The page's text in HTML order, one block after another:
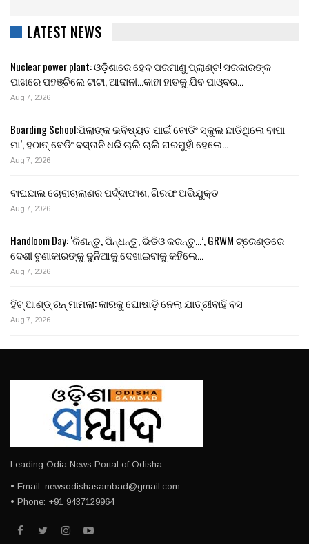
LATEST NEWS
Nuclear power plant: ଓଡ଼ିଶାରେ ହେବ ପରମାଣୁ ପ୍ଲାଣ୍ଟ! ସରକାରଙ୍କ
ପାଖରେ ପହଞ୍ଚିଲେ ଟାଟା, ଆଦାନୀ…କାହା ହାତକୁ ଯିବ ପାଓ୍ବର…
Aug 7, 2026
Boarding School:ପିଲାଙ୍କ ଭବିଷ୍ୟତ ପାଇଁ ବୋଡିଂ ସ୍କୁଲ ଛାଡିଥିଲେ ବାପା
ମା’, ହଠାତ୍ ବେଡିଂ ବସ୍ତାନି ଧରି ଚାଲି ଚାଲି ଘରମୁହାଁ ହେଲେ…
Aug 7, 2026
ବାଘଛାଲ ଚୋରାଚାଲାଣର ପର୍ଦ୍ଦାଫାଶ, ଗିରଫ ଅଭିଯୁକ୍ତ
Aug 7, 2026
Handloom Day: ‘କିଣନ୍ତୁ, ପିନ୍ଧନ୍ତୁ, ଭିଡିଓ କରନ୍ତୁ…’, GRWM ଟ୍ରେଣ୍ଡରେ
ଦେଶୀ ବୁଣାକାରଙ୍କୁ ଦୁନିଆକୁ ଦେଖାଇବାକୁ କହିଲେ…
Aug 7, 2026
ହିଟ୍ ଆଣ୍ଡ୍ ରନ୍ ମାମଲା: କାରକୁ ଘୋଷାଡ଼ି ନେଲା ଯାତ୍ରୀବାହି ବସ
Aug 7, 2026
Leading Odia News Portal of Odisha.
• Email: newsodishasambad@gmail.com
• Phone: +91 9437129964